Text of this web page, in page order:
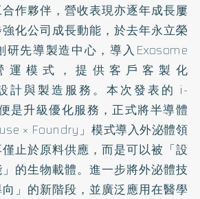
作夥伴，營收表現亦逐年成長屢
化公司成長動能，於去年永立榮
研先導製造中心，導入Exosome
運模式，提供客戶客製化
計與製造服務。本次發表的 i-
是升級優化服務，正式將半導體
× Foundry」模式導入外泌體領
止於原料供應，而是可以被「設
的生物載體。進一步將外泌體技
」的新階段，並廣泛應用在醫學